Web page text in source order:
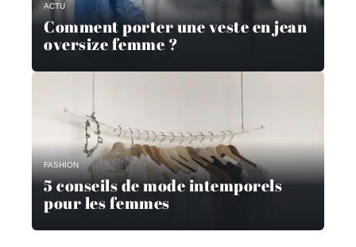
ACTU
Comment porter une veste en jean
oversize femme ?
FASHION
5 conseils de mode intemporels
pour les femmes